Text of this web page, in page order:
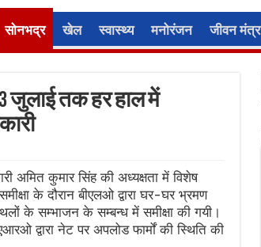
सोनभद्र खेल स्वास्थ्य मनोरंजन जीवन मंत्र
जुलाई तक हर हाल में
अमित कुमार सिंह की अध्यक्षता में विशेष
के दौरान बीएलओ द्वारा घर-घर भ्रमण
के सम्भाजन के सम्बन्ध में समीक्षा की गयी।
द्वारा नेट पर अपलोड फार्मों की स्थिति की